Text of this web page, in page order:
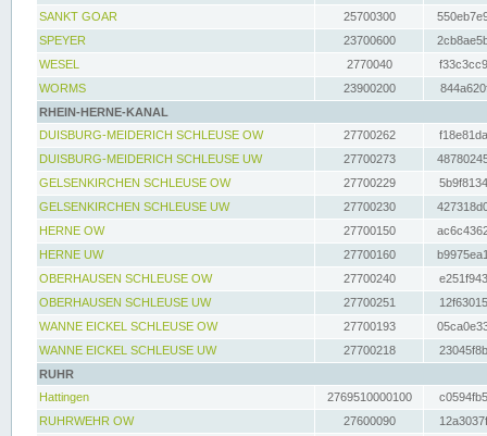
SANKT GOAR
25700300
SPEYER
23700600
WESEL
2770040
WORMS
23900200
RHEIN-HERNE-KANAL
DUISBURG-MEIDERICH SCHLEUSE OW
27700262
DUISBURG-MEIDERICH SCHLEUSE UW
27700273
GELSENKIRCHEN SCHLEUSE OW
27700229
GELSENKIRCHEN SCHLEUSE UW
27700230
HERNE OW
27700150
HERNE UW
27700160
OBERHAUSEN SCHLEUSE OW
27700240
OBERHAUSEN SCHLEUSE UW
27700251
WANNE EICKEL SCHLEUSE OW
27700193
WANNE EICKEL SCHLEUSE UW
27700218
RUHR
Hattingen
2769510000100
RUHRWEHR OW
27600090